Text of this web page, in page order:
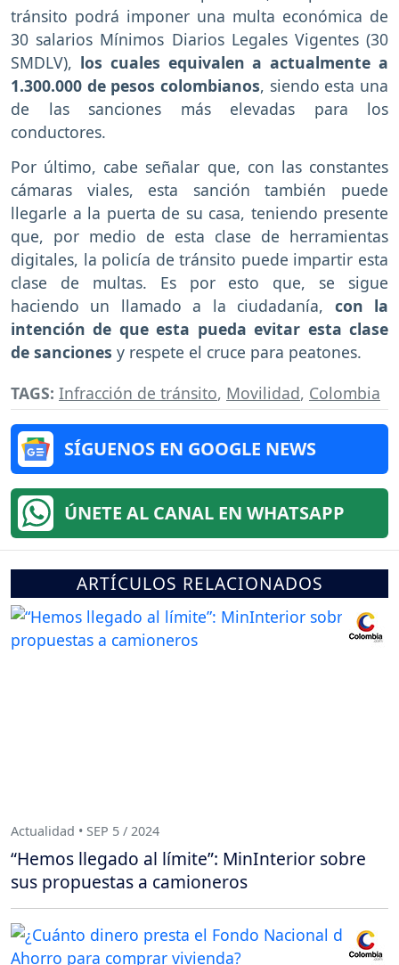
tránsito podrá imponer una multa económica de
30 salarios Mínimos Diarios Legales Vigentes (30
SMDLV), los cuales equivalen a actualmente a
1.300.000 de pesos colombianos, siendo esta una
de las sanciones más elevadas para los
conductores.
Por último, cabe señalar que, con las constantes
cámaras viales, esta sanción también puede
llegarle a la puerta de su casa, teniendo presente
que, por medio de esta clase de herramientas
digitales, la policía de tránsito puede impartir esta
clase de multas. Es por esto que, se sigue
haciendo un llamado a la ciudadanía, con la
intención de que esta pueda evitar esta clase
de sanciones y respete el cruce para peatones.
TAGS: Infracción de tránsito, Movilidad, Colombia
SÍGUENOS EN GOOGLE NEWS
ÚNETE AL CANAL EN WHATSAPP
ARTÍCULOS RELACIONADOS
Actualidad • SEP 5 / 2024
“Hemos llegado al límite”: MinInterior sobre
sus propuestas a camioneros